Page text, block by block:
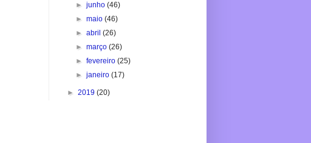
►junho(46)
►maio(46)
►abril(26)
►março(26)
►fevereiro(25)
►janeiro(17)
► 2019 (20)